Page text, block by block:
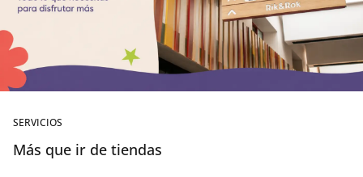
SERVICIOS
Más que ir de tiendas